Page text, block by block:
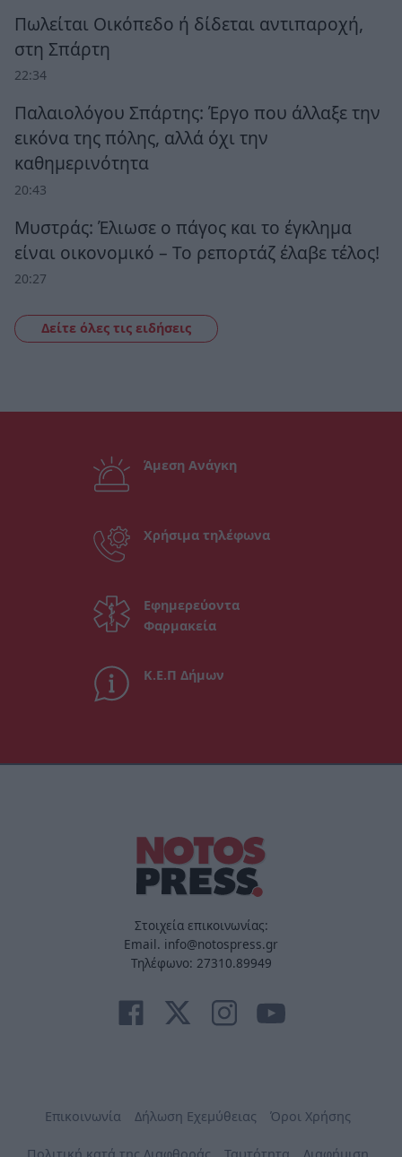
Πωλείται Οικόπεδο ή δίδεται αντιπαροχή,
στη Σπάρτη
22:34
Παλαιολόγου Σπάρτης: Έργο που άλλαξε την
εικόνα της πόλης, αλλά όχι την
καθημερινότητα
20:43
Μυστράς: Έλιωσε ο πάγος και το έγκλημα
είναι οικονομικό – Το ρεπορτάζ έλαβε τέλος!
20:27
Δείτε όλες τις ειδήσεις
Άμεση Ανάγκη
Χρήσιμα τηλέφωνα
Εφημερεύοντα
Φαρμακεία
Κ.Ε.Π Δήμων
Στοιχεία επικοινωνίας:
Email. info@notospress.gr
Τηλέφωνο: 27310.89949
Επικοινωνία Δήλωση Εχεμύθειας Όροι Χρήσης